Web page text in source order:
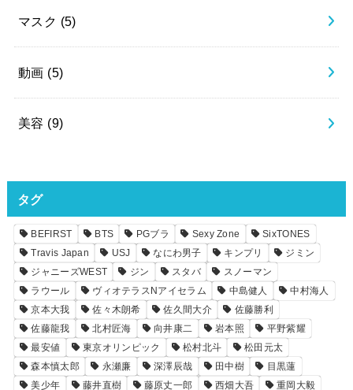
マスク (5)
動画 (5)
美容 (9)
タグ
BEFIRST BTS PGブラ Sexy Zone
SixTONES
Travis Japan
USJ なにわ男子 キンプリ
ジミン
ジャニーズWEST
ジン スタバ
スノーマン
ラウール
ヴィオテラスNアイセラム 中島健人
中村海人
京本大我
佐々木朗希 佐久間大介
佐藤勝利
佐藤龍我
北村匠海 向井康二 岩本照
平野紫耀
最安値
東京オリンピック 松村北斗
松田元太
森本慎太郎
永瀬廉 深澤辰哉 田中樹
目黒蓮
美少年
藤井直樹 藤原丈一郎 西畑大吾 重岡大毅